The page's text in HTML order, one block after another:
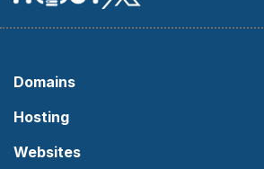
Domains
Hosting
Websites